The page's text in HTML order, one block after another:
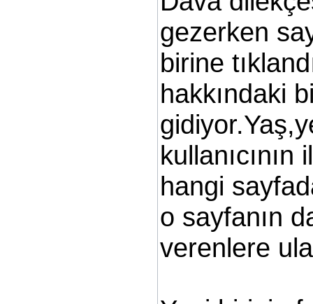
gezerken
birine
hakkındaki
kullanıcının
hangi
o sayfanın
verenlere